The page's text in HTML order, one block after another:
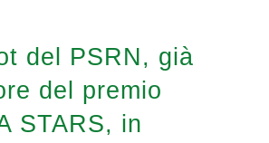
del PSRN, già
del premio
STARS, in